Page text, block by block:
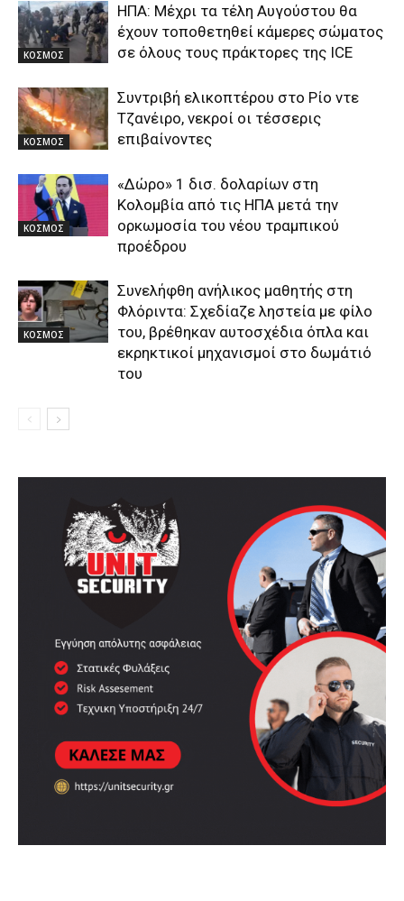
ΚΟΣΜΟΣ
ΗΠΑ: Μέχρι τα τέλη Αυγούστου θα
έχουν τοποθετηθεί κάμερες σώματος
σε όλους τους πράκτορες της ICE
ΚΟΣΜΟΣ
Συντριβή ελικοπτέρου στο Ρίο ντε
Τζανέιρο, νεκροί οι τέσσερις
επιβαίνοντες
ΚΟΣΜΟΣ
«Δώρο» 1 δισ. δολαρίων στη
Κολομβία από τις ΗΠΑ μετά την
ορκωμοσία του νέου τραμπικού
προέδρου
ΚΟΣΜΟΣ
Συνελήφθη ανήλικος μαθητής στη
Φλόριντα: Σχεδίαζε ληστεία με φίλο
του, βρέθηκαν αυτοσχέδια όπλα και
εκρηκτικοί μηχανισμοί στο δωμάτιό
του